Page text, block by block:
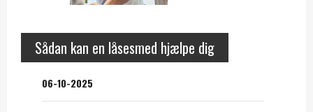
Sådan kan en låsesmed hjælpe dig
06-10-2025